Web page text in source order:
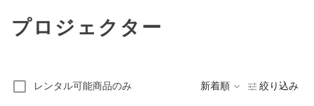
プロジェクター
レンタル可能商品のみ 新着順 絞り込み